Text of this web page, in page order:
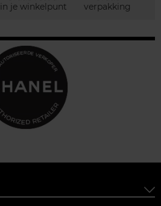
in je winkelpunt
verpakking